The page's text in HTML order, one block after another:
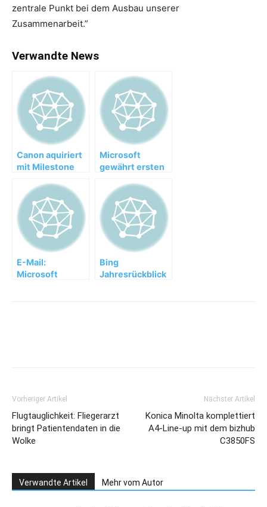
zentrale Punkt bei dem Ausbau unserer
Zusammenarbeit.”
Verwandte News
Canon aquiriert
mit Milestone
der IP-
Videoüberwachung
Microsoft
gewährt ersten
neue MSN
E-Mail:
Microsoft
Bing
Jahresrückblick
Vorheriger Artikel
Flugtauglichkeit: Fliegerarzt
bringt Patientendaten in die
Wolke
Nächster Artikel
Konica Minolta komplettiert
A4-Line-up mit dem bizhub
C3850FS
Verwandte Artikel Mehr vom Autor